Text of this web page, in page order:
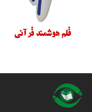
قلم هوشمند قرآنی